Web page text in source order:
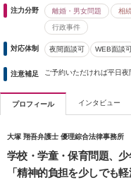
注力分野 離婚・男女問題 相
行政事件
対応体制 夜間面談可 WEB面談
注意補足 ご予約いただければ平日
プロフィール インタビュー
大塚 翔吾弁護士 優理綜合法律事務所
学校・学童・保育問題、
「精神的負担を少しでも